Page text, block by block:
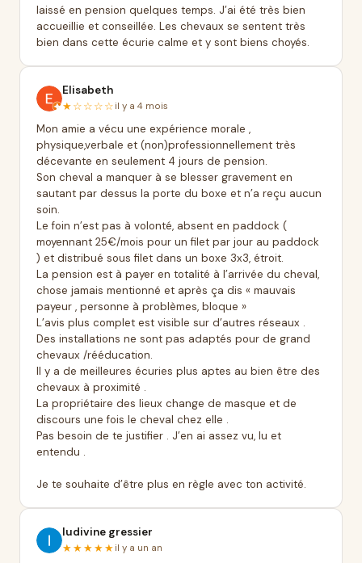
laissé en pension quelques temps. J’ai été très bien
accueillie et conseillée. Les chevaux se sentent très
bien dans cette écurie calme et y sont biens choyés.
Elisabeth
★☆☆☆☆ il y a 4 mois
Mon amie a vécu une expérience morale ,
physique,verbale et (non)professionnellement très
décevante en seulement 4 jours de pension.
Son cheval a manquer à se blesser gravement en
sautant par dessus la porte du boxe et n’a reçu aucun
soin.
Le foin n’est pas à volonté, absent en paddock (
moyennant 25€/mois pour un filet par jour au paddock
) et distribué sous filet dans un boxe 3x3, étroit.
La pension est à payer en totalité à l’arrivée du cheval,
chose jamais mentionné et après ça dis « mauvais
payeur , personne à problèmes, bloque »
L’avis plus complet est visible sur d’autres réseaux .
Des installations ne sont pas adaptés pour de grand
chevaux /rééducation.
Il y a de meilleures écuries plus aptes au bien être des
chevaux à proximité .
La propriétaire des lieux change de masque et de
discours une fois le cheval chez elle .
Pas besoin de te justifier . J’en ai assez vu, lu et
entendu .
Je te souhaite d’être plus en règle avec ton activité.
ludivine gressier
★★★★★ il y a un an